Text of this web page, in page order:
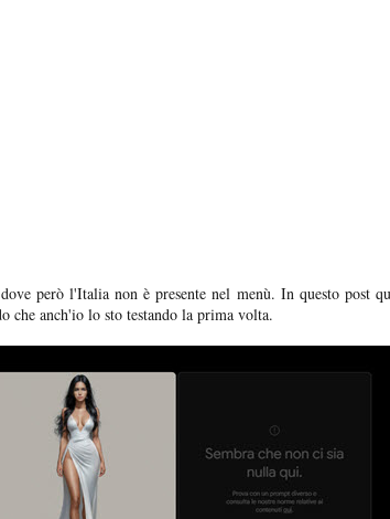
dove però l'Italia non è presente nel menù. In questo post
che anch'io lo sto testando la prima volta.